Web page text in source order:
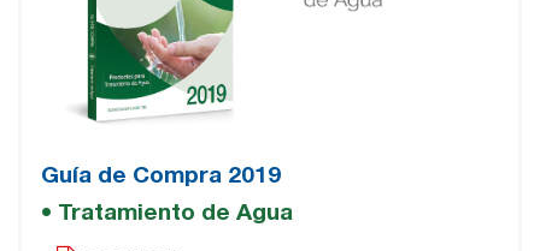
Guía de Compra 2019
• Tratamiento de Agua